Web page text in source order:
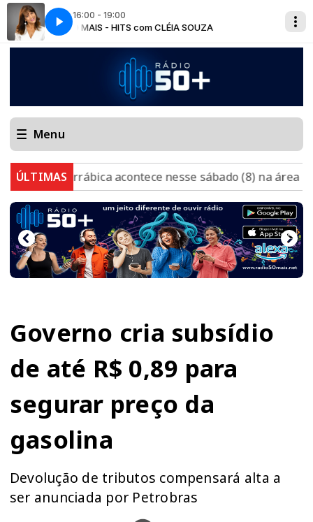
16:00 - 19:00
50 MAIS - HITS com CLÉIA SOUZA
Menu
ÚLTIMASacontece nesse sábado (8) na área urbana de
Governo cria subsídio
de até R$ 0,89 para
segurar preço da
gasolina
Devolução de tributos compensará alta a
ser anunciada por Petrobras